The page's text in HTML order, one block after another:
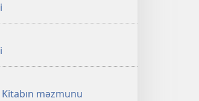
məzmunu